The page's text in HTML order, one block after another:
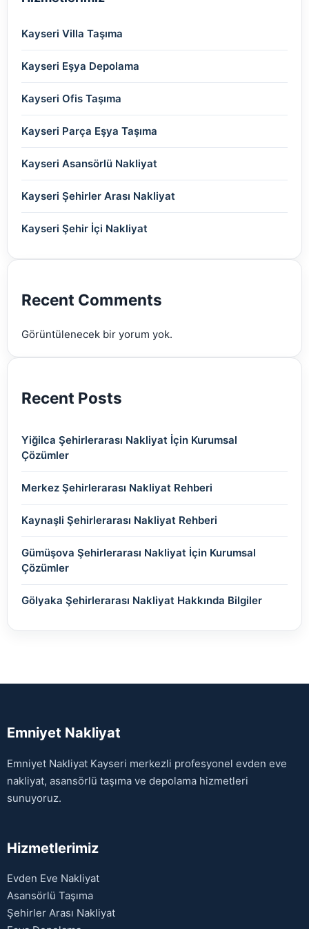
(2)
(2)
(2)
(2)
(2)
(2)
(2)
(2)
(2)
(2)
Kayseri Villa Taşıma
Kayseri Eşya Depolama
Kayseri Ofis Taşıma
Kayseri Parça Eşya Taşıma
Kayseri Asansörlü Nakliyat
Kayseri Şehirler Arası Nakliyat
Kayseri Şehir İçi Nakliyat
Recent Comments
Görüntülenecek bir yorum yok.
Recent Posts
Yiğilca Şehirlerarası Nakliyat İçin Kurumsal
Çözümler
Merkez Şehirlerarası Nakliyat Rehberi
Kaynaşli Şehirlerarası Nakliyat Rehberi
Gümüşova Şehirlerarası Nakliyat İçin Kurumsal
Çözümler
Gölyaka Şehirlerarası Nakliyat Hakkında Bilgiler
Emniyet Nakliyat
Emniyet Nakliyat Kayseri merkezli profesyonel evden eve
nakliyat, asansörlü taşıma ve depolama hizmetleri
sunuyoruz.
Hizmetlerimiz
Evden Eve Nakliyat
Asansörlü Taşıma
Şehirler Arası Nakliyat